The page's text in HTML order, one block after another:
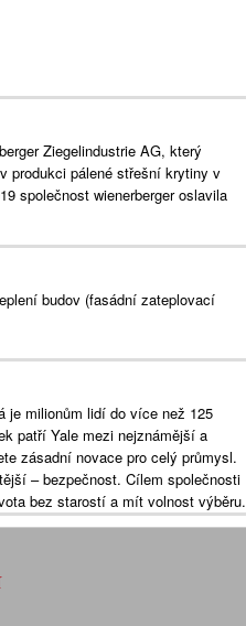
Ziegelindustrie AG, který
produkci pálené střešní krytiny v
společnost wienerberger oslavila
budov (fasádní zateplovací
je milionům lidí do více než 125
patří Yale mezi nejznámější a
zásadní novace pro celý průmysl.
– bezpečnost. Cílem společnosti
bez starostí a mít volnost výběru.